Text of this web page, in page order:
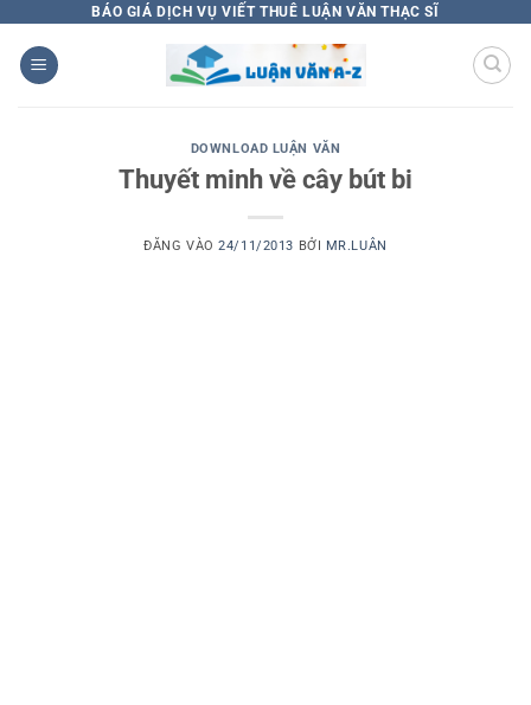
qua
nội
BÁO GIÁ DỊCH VỤ VIẾT THUÊ LUẬN VĂN THẠC SĨ
DOWNLOAD LUẬN VĂN
Thuyết minh về cây bút bi
ĐĂNG VÀO24/11/2013 BỞI MR.LUÂN